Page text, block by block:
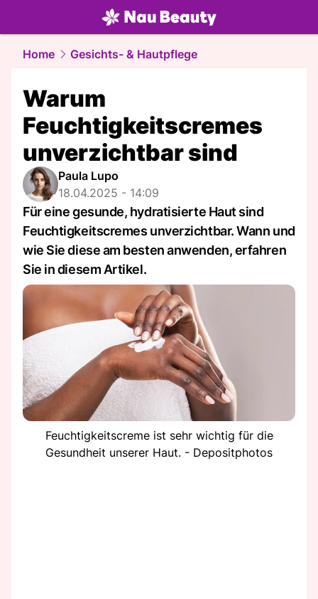
beauty.NAU.ch
Home Gesichts- & Hautpflege
Warum
Feuchtigkeitscremes
unverzichtbar sind
Paula Lupo
18.04.2025 - 14:09
Für eine gesunde, hydratisierte Haut sind
Feuchtigkeitscremes unverzichtbar. Wann und
wie Sie diese am besten anwenden, erfahren
Sie in diesem Artikel.
Feuchtigkeitscreme ist sehr wichtig für die
Gesundheit unserer Haut. - Depositphotos